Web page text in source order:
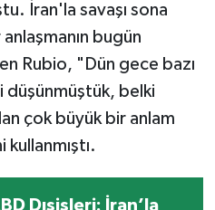
İran'la savaşı sona
bugün
Rubio, "Dün gece bazı
düşünmüştük, belki
çok büyük bir anlam
kullanmıştı.
Dışişleri: İran’la